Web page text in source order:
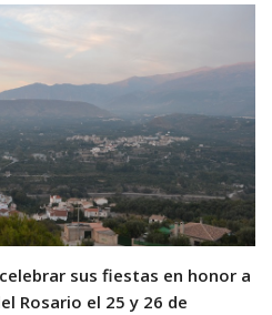
sus fiestas en honor a
Rosario el 25 y 26 de